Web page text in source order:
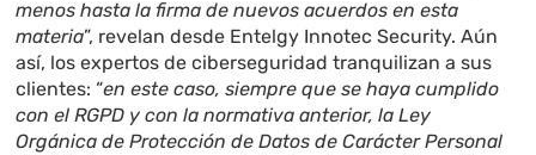
menos hasta la firma de nuevos acuerdos en esta
materia”, revelan desde Entelgy Innotec Security. Aún
así, los expertos de ciberseguridad tranquilizan a sus
clientes: “en este caso, siempre que se haya cumplido
con el RGPD y con la normativa anterior, la Ley
Orgánica de Protección de Datos de Carácter Personal